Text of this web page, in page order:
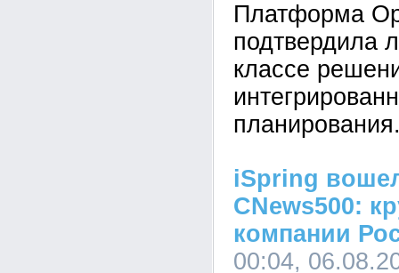
Платформа
подтвердила
классе
iSpring
CNews500:
компании
00:04,